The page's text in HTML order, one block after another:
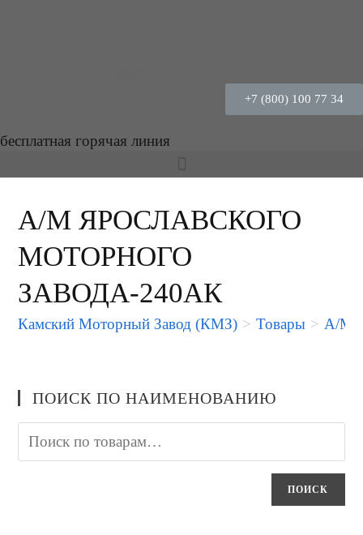
+7 (800) 100 77 34
бесплатная горячая линия
А/М ЯРОСЛАВСКОГО
МОТОРНОГО
ЗАВОДА-240АК
Камский Моторный Завод (КМЗ) > Товары > А/М
ПОИСК ПО НАИМЕНОВАНИЮ
ПОИСК